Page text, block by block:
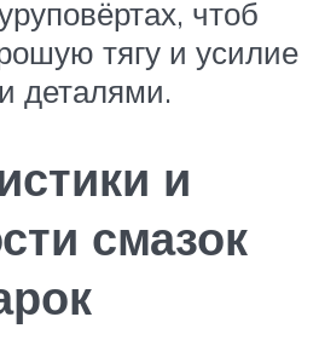
чтоб
тягу и усилие
деталями.
и
смазок